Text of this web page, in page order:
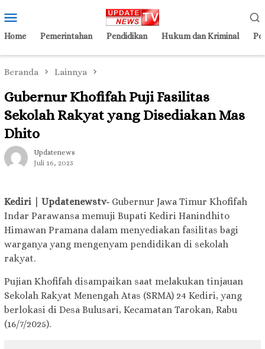
ke
kontenMobile
Home Pemerintahan Pendidikan Hukum dan Kriminal
Beranda Lainnya
Gubernur Khofifah Puji Fasilitas
Sekolah Rakyat yang Disediakan Mas
Dhito
Updatenews
Juli 16, 2025
Kediri | Updatenewstv- Gubernur Jawa Timur Khofifah
Indar Parawansa memuji Bupati Kediri Hanindhito
Himawan Pramana dalam menyediakan fasilitas bagi
warganya yang mengenyam pendidikan di sekolah
rakyat.
Pujian Khofifah disampaikan saat melakukan tinjauan
Sekolah Rakyat Menengah Atas (SRMA) 24 Kediri, yang
berlokasi di Desa Bulusari, Kecamatan Tarokan, Rabu
(16/7/2025).